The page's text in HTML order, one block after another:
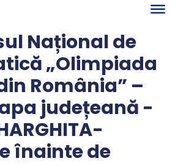
Național de
„Olimpiada
România” –
județeană -
înainte de